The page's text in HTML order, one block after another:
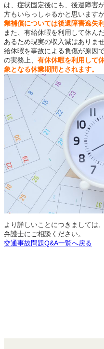
は、症状固定後にも、後遺障害
方もいらっしゃるかと思います
業補償については後遺障害逸失
また、有給休暇を利用して休ん
あるため現実の収入減はありま
給休暇を事故による負傷が原因
の実務上、 有休休暇を利用して
象となる休業期間とされます。
より詳しいことにつきましては
弁護士にご相談ください。
交通事故問題Q&A一覧へ戻る